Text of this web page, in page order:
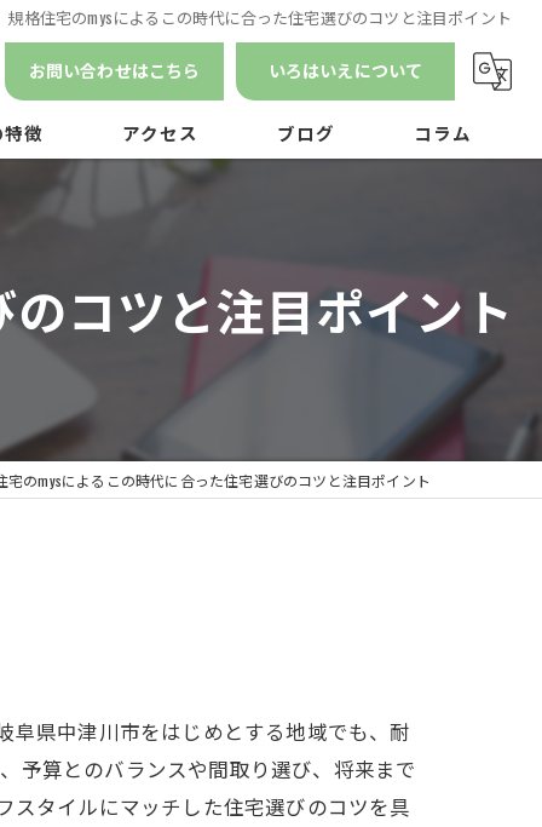
規格住宅のmysによるこの時代に合った住宅選びのコツと注目ポイント
お問い合わせはこちら いろはいえについて
徴 アクセス ブログ コラム
コツと注目ポイント
宅のmysによるこの時代に合った住宅選びのコツと注目ポイント
阜県中津川市をはじめとする地域でも、耐
予算とのバランスや間取り選び、将来まで
スタイルにマッチした住宅選びのコツを具